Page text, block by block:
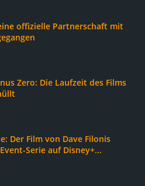
offizielle Partnerschaft mit
Zero: Die Laufzeit des Films
Der Film von Dave Filonis
Serie auf Disney+...